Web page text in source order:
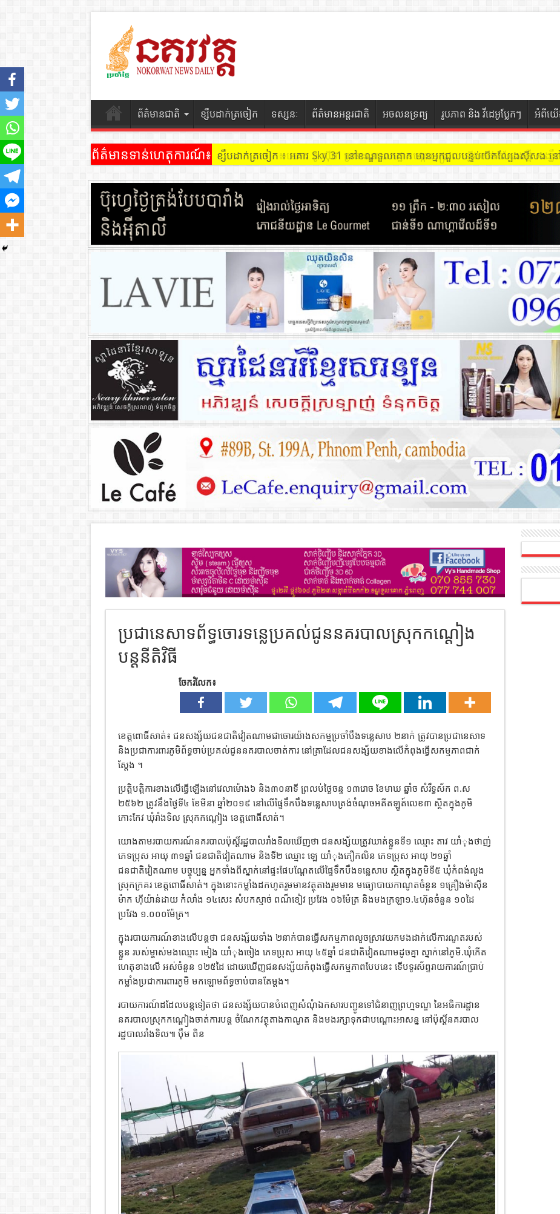
ព័ត៌មានជាតិ ខ្សឹបដាក់ត្រចៀក ទស្សនៈ ព័ត៌មានអន្តរជាតិ អចលនទ្រព្យ រូបភាព និង វីដេអូប្លែកៗ អំពីយ
ព័ត៌មានទាន់ហេតុការណ៍៖ ខ្សឹបដាក់ត្រចៀក ៖ អគារ Sky 31 នៅខណ្ឌទួលគោក មានអ្នកជួលបន្ទប់បើកល្បែងសុីសង ន
ប្រជានេសាទព័ទ្ធចោរទន្លេប្រគល់ជូននគរបាលស្រុកកណ្ដៀង
បន្តនីតិវិធី
ចែករំលែក៖
ខេត្តពោធិ៍សាត់៖ ជនសង្ស័យជនជាតិវៀតណាមជាចោរយ៉ាងសកម្មប្រចាំបឹងទន្លេសាប ២នាក់ ត្រូវបានប្រជានេសាទ
និងប្រជាការពារភូមិព័ទ្ធចាប់ប្រគល់ជូននគរបាលចាត់ការ នៅគ្រាដែលជនសង្ស័យខាងលើកំពុងធ្វើសកម្មភាពជាក់
ស្ដែង ។
ប្រត្តិបត្តិការខាងលើធ្វើឡើងនៅវេលាម៉ោង៦ និង៣០នាទី ព្រលប់ថ្ងៃចន្ទ ១៣រោច ខែមាឃ ឆ្នាំច សំរឹទ្ធស័ក ព.ស
២៥៦២ ត្រូវនឹងថ្ងៃទី៤ ខែមីនា ឆ្នាំ២០១៩ នៅលើផ្ទៃទឹកបឹងទន្លេសាបត្រង់ចំណុចអតីតឡូត៍លេខ៣ ស្ថិតក្នុងភូមិ
កោះកែវ ឃុំរាំងទិល ស្រុកកណ្ដៀង ខេត្តពោធិ៍សាត់។
យោងតាមរបាយការណ៍នគរបាលប៉ុស្តិ៍រដ្ឋបាលរាំងទិលឃើញថា ជនសង្ស័យត្រូវឃាត់ខ្លួនទី១ ឈ្មោះ តាវ យាំុងថាញ់
ភេទប្រុស អាយុ ៣១ឆ្នាំ ជនជាតិវៀតណាម និងទី២ ឈ្មោះ ឡេ យាំុងភឿកលិន ភេទប្រុស អាយុ ២១ឆ្នាំ
ជនជាតិវៀតណាម បច្ចុប្បន្ន អ្នកទាំងពីស្នាក់នៅផ្ទះផែបណ្ដែតលើផ្ទៃទឹកបឹងទន្លេសាប ស្ថិតក្នុងភូមិទី៥ ឃុំកំពង់លួង
ស្រុកក្រគរ ខេត្តពោធិ៍សាត់។ ក្នុងនោះកម្លាំងដកហូតរួមមានវត្ថុតាងរួមមាន មធ្យោបាយកាណូតចំនួន ១គ្រឿងម៉ាស៊ីន
ម៉ាក ហុីយ៉ាន់ដាយ កំលាំង ១៤សេះ សំបកស្មាច់ ពណ៏ខៀវ ប្រវែង ០៦ម៉ែត្រ និងមងក្រឡា១.៤ហ៊ុនចំនួន ១០ដៃ
ប្រវែង ១.០០០ម៉ែត្រ។
ក្នុងរបាយការណ៍ខាងលើបន្តថា ជនសង្ស័យទាំង ២នាក់បានធ្វើសកម្មភាពលួចស្រាវយកមងដាក់លើការណូតរបស់
ខ្លួន របស់ម្ចាស់មងឈ្មោះ មៀង យាំុងចៀង ភេទប្រុស អាយុ ៤៥ឆ្នាំ ជនជាតិវៀតណាមដូចគ្នា ស្នាក់នៅភូមិ.ឃុំកើត
ហេតុខាងលើ អស់ចំនួន ១២៥ដៃ ដោយឃើញជនសង្ស័យកំពុងធ្វើសកម្មភាពបែបនេះ ទើបទូរស័ព្ទរាយការណ៍ប្រាប់
កម្លាំងប្រជាការពារភូមិ មកឡោមព័ទ្ធចាប់បានតែម្ដង។
របាយការណ៍ដដែលបន្តទៀតថា ជនសង្ស័យបានបំពេញសំណុំឯកសារបញ្ជូនទៅជំនាញព្រហ្មទណ្ឌ នៃអធិការដ្ឋាន
នគរបាលស្រុកកណ្ដៀងចាត់ការបន្ត ចំណែកវត្ថុតាងកាណូត និងមងរក្សាទុកជាបណ្ដោះអាសន្ន នៅប៉ុស្ដិ៍នគរបាល
រដ្ឋបាលរាំងទិល៕ ប៉ឹម ពិន